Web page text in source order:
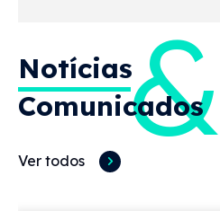
Notícias&
Comunicados
Ver todos